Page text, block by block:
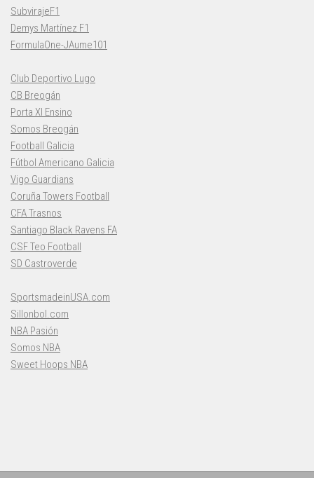
SubvirajeF1
Demys Martínez F1
FormulaOne-JAume101
Club Deportivo Lugo
CB Breogán
Porta XI Ensino
Somos Breogán
Football Galicia
Fútbol Americano Galicia
Vigo Guardians
Coruña Towers Football
CFA Trasnos
Santiago Black Ravens FA
CSF Teo Football
SD Castroverde
SportsmadeinUSA.com
Sillonbol.com
NBA Pasión
Somos NBA
Sweet Hoops NBA